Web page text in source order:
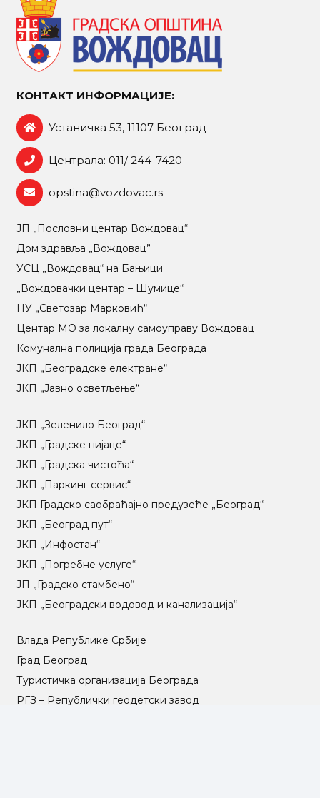
КОНТАКТ ИНФОРМАЦИЈЕ:
Устаничка 53, 11107 Београд
Централа: 011/ 244-7420
opstina@vozdovac.rs
ЈП „Пословни центар Вождовац“
Дом здравља „Вождовац”
УСЦ „Вождовац“ на Бањици
„Вождовачки центар – Шумице“
НУ „Светозар Марковић“
Центар МO за локалну самоуправу Вождовац
Комунална полиција града Београда
ЈКП „Београдске електране“
ЈКП „Јавно осветљење“
ЈКП „Зеленило Београд“
ЈКП „Градске пијаце“
ЈКП „Градска чистоћа“
ЈКП „Паркинг сервис“
ЈКП Градско саобраћајно предузеће „Београд“
ЈКП „Београд пут“
ЈКП „Инфостан“
ЈКП „Погребне услуге“
ЈП „Градско стамбено“
ЈКП „Београдски водовод и канализација“
Влада Републике Србије
Град Београд
Туристичка организација Београда
РГЗ – Републички геодетски завод